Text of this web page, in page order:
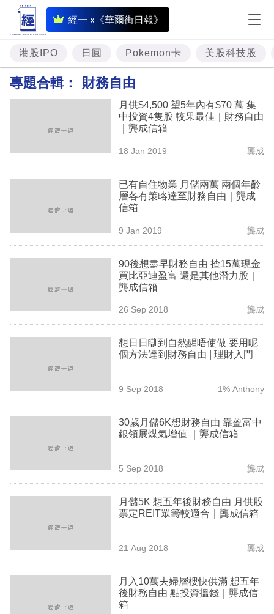
經一 x《華爾街日報》
即
時
財
經
資
樓
技
生
欄
區
港股IPO 日圓 Pokemon卡 美股科技股
專題合輯： 財務自由
月供$4,500 望5年內有$70 萬 集
中投資4隻股 較果最佳｜財務自由
｜龔成信箱
18 Jan 2019 龔成
已有自住物業 月儲兩萬 兩個年齡
層各有策略達至財務自由｜龔成
信箱
9 Jan 2019 龔成
90後想盡早財務自由 揸15萬現金
買比亞迪盈富 還是其他潛力股｜
龔成信箱
26 Sep 2018 龔成
想日日瞓到自然醒唔使做 要用呢
個方法達到財務自由 | 理財入門
9 Sep 2018 1% Anthony
30歲月儲6K想財務自由 靠盈富中
銀領展煤氣增值 ｜龔成信箱
5 Sep 2018 龔成
月儲5K 想五年後財務自由 月供股
票定REIT眾籌較適合｜龔成信箱
21 Aug 2018 龔成
月入10萬夫婦層樓快供滿 想五年
後財務自由 點投資搵錢｜龔成信
箱